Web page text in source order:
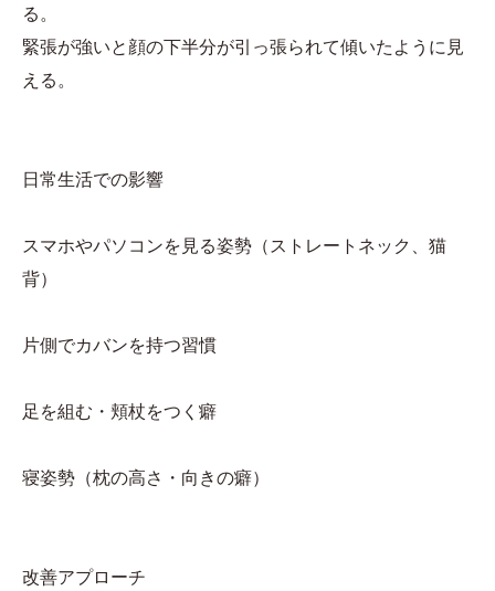
る。
緊張が強いと顔の下半分が引っ張られて傾いたように見
える。
日常生活での影響
スマホやパソコンを見る姿勢（ストレートネック、猫
背）
片側でカバンを持つ習慣
足を組む・頬杖をつく癖
寝姿勢（枕の高さ・向きの癖）
改善アプローチ